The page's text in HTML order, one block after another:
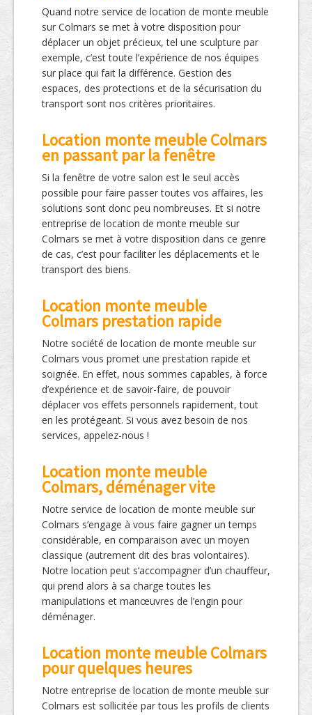
Quand notre service de location de monte meuble
sur Colmars se met à votre disposition pour
déplacer un objet précieux, tel une sculpture par
exemple, c’est toute l’expérience de nos équipes
sur place qui fait la différence. Gestion des
espaces, des protections et de la sécurisation du
transport sont nos critères prioritaires.
Location monte meuble Colmars
en passant par la fenêtre
Si la fenêtre de votre salon est le seul accès
possible pour faire passer toutes vos affaires, les
solutions sont donc peu nombreuses. Et si notre
entreprise de location de monte meuble sur
Colmars se met à votre disposition dans ce genre
de cas, c’est pour faciliter les déplacements et le
transport des biens.
Location monte meuble
Colmars prestation rapide
Notre société de location de monte meuble sur
Colmars vous promet une prestation rapide et
soignée. En effet, nous sommes capables, à force
d’expérience et de savoir-faire, de pouvoir
déplacer vos effets personnels rapidement, tout
en les protégeant. Si vous avez besoin de nos
services, appelez-nous !
Location monte meuble
Colmars, déménager vite
Notre service de location de monte meuble sur
Colmars s’engage à vous faire gagner un temps
considérable, en comparaison avec un moyen
classique (autrement dit des bras volontaires).
Notre location peut s’accompagner d’un chauffeur,
qui prend alors à sa charge toutes les
manipulations et manœuvres de l’engin pour
déménager.
Location monte meuble Colmars
pour quelques heures
Notre entreprise de location de monte meuble sur
Colmars est sollicitée par tous les profils de clients